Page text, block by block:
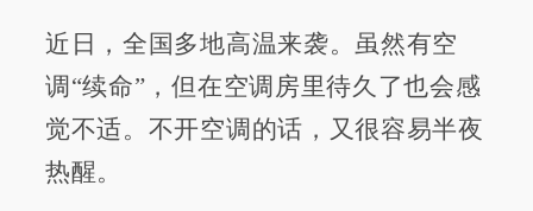
近日，全国多地高温来袭。虽然有空
调“续命”，但在空调房里待久了也会感
觉不适。不开空调的话，又很容易半夜
热醒。